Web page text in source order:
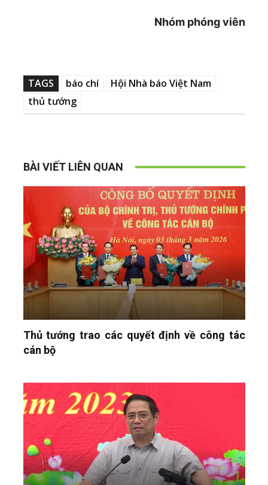
Nhóm phóng viên
TAGS báo chí
Hội Nhà báo Việt Nam
thủ tướng
BÀI VIẾT LIÊN QUAN
Thủ tướng trao các quyết định về công tác
cán bộ